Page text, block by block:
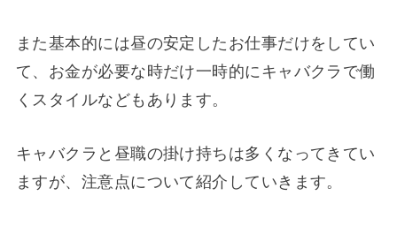
また基本的には昼の安定したお仕事だけをしてい
て、お金が必要な時だけ一時的にキャバクラで働
くスタイルなどもあります。
キャバクラと昼職の掛け持ちは多くなってきてい
ますが、注意点について紹介していきます。